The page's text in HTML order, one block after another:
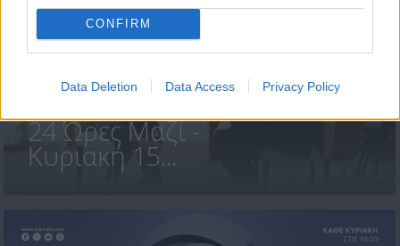
CONFIRM
Data Deletion Data Access Privacy Policy
24 Ώρες Μαζί -
Κυριακή 15...